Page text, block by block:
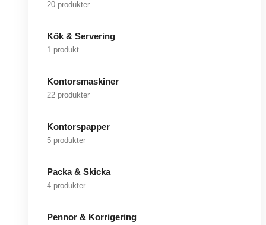
20 produkter
Kök & Servering
1 produkt
Kontorsmaskiner
22 produkter
Kontorspapper
5 produkter
Packa & Skicka
4 produkter
Pennor & Korrigering